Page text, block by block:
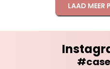
LAAD MEER